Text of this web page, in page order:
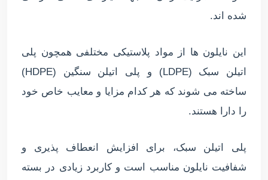
شده اند.
این نایلون ها از مواد پلاستیکی مختلفی همچون پلی
اتیلن سبک (LDPE) و پلی اتیلن سنگین (HDPE)
ساخته می شوند که هر کدام مزایا و معایب خاص خود
را دارا هستند.
پلی اتیلن سبک، برای افزایش انعطاف پذیری و
شفافیت نایلون مناسب است و کاربرد زیادی در بسته